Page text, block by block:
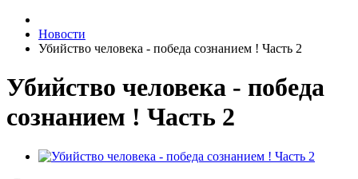
Новости
Убийство человека - победа сознанием ! Часть 2
Убийство человека - победа
сознанием ! Часть 2